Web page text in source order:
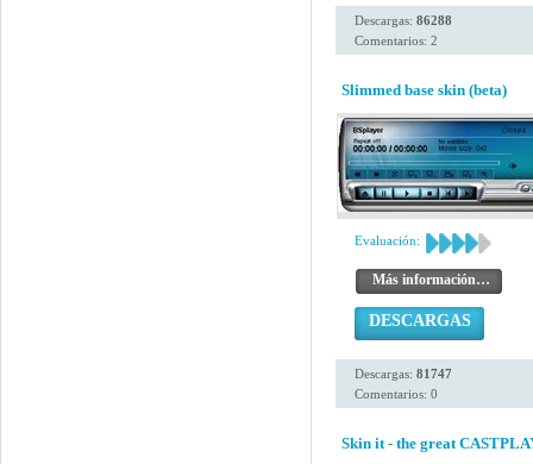
Descargas: 86288
Comentarios: 2
Slimmed base skin (beta)
Evaluación:
Más información…
DESCARGAS
Descargas: 81747
Comentarios: 0
Skin it - the great